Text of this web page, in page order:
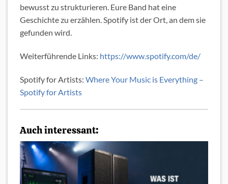
bewusst zu strukturieren. Eure Band hat eine
Geschichte zu erzählen. Spotify ist der Ort, an dem sie
gefunden wird.
Weiterführende Links: https://www.spotify.com/de/
Spotify for Artists: Where Your Music is Everything –
Spotify for Artists
Auch interessant: